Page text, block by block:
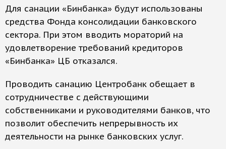
Для санации «Бинбанка» будут использованы
средства Фонда консолидации банковского
сектора. При этом вводить мораторий на
удовлетворение требований кредиторов
«Бинбанка» ЦБ отказался.
Проводить санацию Центробанк обещает в
сотрудничестве с действующими
собственниками и руководителями банков, что
позволит обеспечить непрерывность их
деятельности на рынке банковских услуг.